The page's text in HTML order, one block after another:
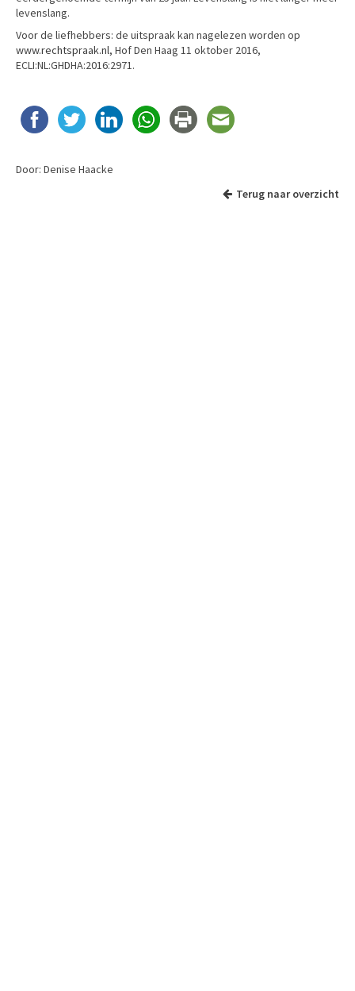
levenslang.
Voor de liefhebbers: de uitspraak kan nagelezen worden op
www.rechtspraak.nl, Hof Den Haag 11 oktober 2016,
ECLI:NL:GHDHA:2016:2971.
Door: Denise Haacke
Terug naar overzicht